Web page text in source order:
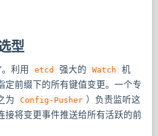
型
利用 etcd 强大的 Watch
机
定前缀下的所有键值变更。一个专
为
Config-Pusher ）负责监听这
接将变更事件推送给所有活跃的前